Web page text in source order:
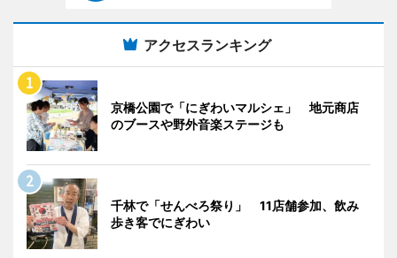
アクセスランキング
京橋公園で「にぎわいマルシェ」 地元商店
のブースや野外音楽ステージも
千林で「せんべろ祭り」 11店舗参加、飲み
歩き客でにぎわい